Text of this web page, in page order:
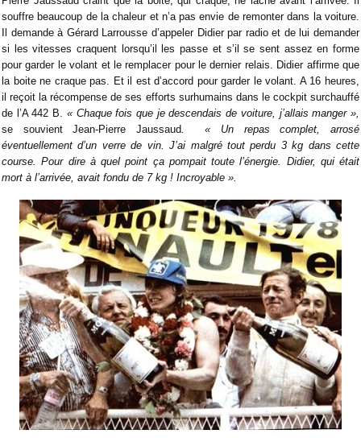
souffre beaucoup de la chaleur et n’a pas envie de remonter dans la voiture.
Il demande à Gérard Larrousse d’appeler Didier par radio et de lui demander
si les vitesses craquent lorsqu’il les passe et s’il se sent assez en forme
pour garder le volant et le remplacer pour le dernier relais. Didier affirme que
la boite ne craque pas. Et il est d’accord pour garder le volant. A 16 heures,
il reçoit la récompense de ses efforts surhumains dans le cockpit surchauffé
de l’A 442 B. « Chaque fois que je descendais de voiture, j’allais manger »,
se souvient Jean-Pierre Jaussaud. « Un repas complet, arrosé
éventuellement d’un verre de vin. J’ai malgré tout perdu 3 kg dans cette
course. Pour dire à quel point ça pompait toute l’énergie. Didier, qui était
mort à l’arrivée, avait fondu de 7 kg ! Incroyable ».